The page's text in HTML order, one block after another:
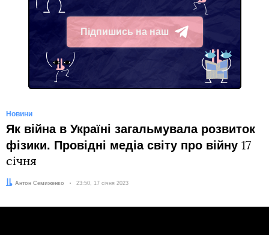
Підпишись на наш
Telegram
Новини
Як війна в Україні загальмувала розвиток
фізики. Провідні медіа світу про війну 17
січня
Автор:
Антон Семиженко Дата:
23:50, 17 січня 2023